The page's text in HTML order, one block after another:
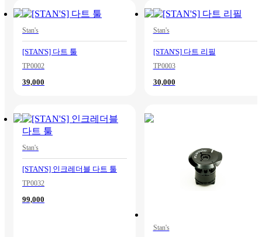
Stan's
[STAN'S] 다트 툴
TP0002
39,000
Stan's
[STAN'S] 다트 리필
TP0003
30,000
Stan's
[STAN'S] 인크레더블 다트 툴
TP0032
99,000
Stan's